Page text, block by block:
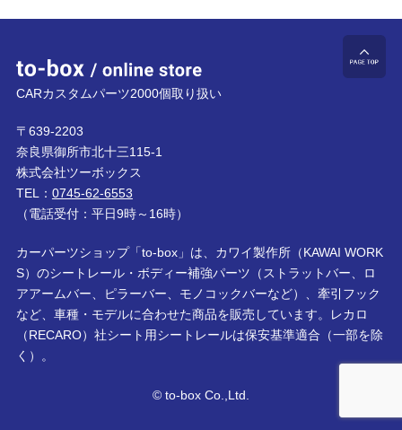
to-box online store
CARカスタムパーツ2000個取り扱い
〒639-2203
奈良県御所市北十三115-1
株式会社ツーボックス
TEL： 0745-62-6553
（電話受付：平日9時～16時）
カーパーツショップ「to-box」は、カワイ製作所（KAWAI WORK
S）のシートレール・ボディー補強パーツ（ストラットバー、ロ
アアームバー、ピラーバー、モノコックバーなど）、牽引フック
など、車種・モデルに合わせた商品を販売しています。レカロ
（RECARO）社シート用シートレールは保安基準適合（一部を除
く）。
© to-box Co.,Ltd.